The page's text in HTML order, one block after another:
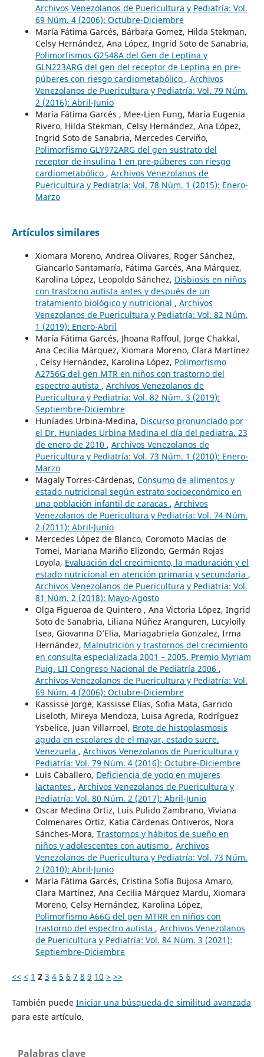
Archivos Venezolanos de Puericultura y Pediatría: Vol.
69 Núm. 4 (2006): Octubre-Diciembre
María Fátima Garcés, Bárbara Gomez, Hilda Stekman,
Celsy Hernández, Ana López, Ingrid Soto de Sanabria,
Polimorfismos G2548A del Gen de Leptina y
GLN223ARG del gen del receptor de Leptina en pre-
púberes con riesgo cardiometabólico , Archivos
Venezolanos de Puericultura y Pediatría: Vol. 79 Núm.
2 (2016): Abril-Junio
María Fátima Garcés , Mee-Lien Fung, María Eugenia
Rivero, Hilda Stekman, Celsy Hernández, Ana López,
Ingrid Soto de Sanabria, Mercedes Cerviño,
Polimorfismo GLY972ARG del gen sustrato del
receptor de insulina 1 en pre-púberes con riesgo
cardiometabólico , Archivos Venezolanos de
Puericultura y Pediatría: Vol. 78 Núm. 1 (2015): Enero-
Marzo
Artículos similares
Xiomara Moreno, Andrea Olivares, Roger Sánchez,
Giancarlo Santamaría, Fátima Garcés, Ana Márquez,
Karolina López, Leopoldo Sánchez, Disbiosis en niños
con trastorno autista antes y después de un
tratamiento biológico y nutricional , Archivos
Venezolanos de Puericultura y Pediatría: Vol. 82 Núm.
1 (2019): Enero-Abril
María Fátima Garcés, Jhoana Raffoul, Jorge Chakkal,
Ana Cecilia Márquez, Xiomara Moreno, Clara Martínez
, Celsy Hernández, Karolina López, Polimorfismo
A2756G del gen MTR en niños con trastorno del
espectro autista , Archivos Venezolanos de
Puericultura y Pediatría: Vol. 82 Núm. 3 (2019):
Septiembre-Diciembre
Huníades Urbina-Medina, Discurso pronunciado por
el Dr. Huniades Urbina Medina el día del pediatra. 23
de enero de 2010 , Archivos Venezolanos de
Puericultura y Pediatría: Vol. 73 Núm. 1 (2010): Enero-
Marzo
Magaly Torres-Cárdenas, Consumo de alimentos y
estado nutricional según estrato socioeconómico en
una población infantil de caracas , Archivos
Venezolanos de Puericultura y Pediatría: Vol. 74 Núm.
2 (2011): Abril-Junio
Mercedes López de Blanco, Coromoto Macías de
Tomei, Mariana Mariño Elizondo, Germán Rojas
Loyola, Evaluación del crecimiento, la maduración y el
estado nutricional en atención primaria y secundaria ,
Archivos Venezolanos de Puericultura y Pediatría: Vol.
81 Núm. 2 (2018): Mayo-Agosto
Olga Figueroa de Quintero , Ana Victoria López, Ingrid
Soto de Sanabria, Liliana Núñez Aranguren, Lucyloily
Isea, Giovanna D’Elia, Mariagabriela Gonzalez, Irma
Hernández, Malnutrición y trastornos del crecimiento
en consulta especializada 2001 – 2005. Premio Myriam
Puig. LII Congreso Nacional de Pediatría 2006 ,
Archivos Venezolanos de Puericultura y Pediatría: Vol.
69 Núm. 4 (2006): Octubre-Diciembre
Kassisse Jorge, Kassisse Elías, Sofia Mata, Garrido
Liseloth, Mireya Mendoza, Luisa Agreda, Rodríguez
Ysbelice, Juan Villarroel, Brote de histoplasmosis
aguda en escolares de el mayar, estado sucre.
Venezuela , Archivos Venezolanos de Puericultura y
Pediatría: Vol. 79 Núm. 4 (2016): Octubre-Diciembre
Luis Caballero, Deficiencia de yodo en mujeres
lactantes , Archivos Venezolanos de Puericultura y
Pediatría: Vol. 80 Núm. 2 (2017): Abril-Junio
Oscar Medina Ortiz, Luis Pulido Zambrano, Viviana
Colmenares Ortiz, Katia Cárdenas Ontiveros, Nora
Sánches-Mora, Trastornos y hábitos de sueño en
niños y adolescentes con autismo , Archivos
Venezolanos de Puericultura y Pediatría: Vol. 73 Núm.
2 (2010): Abril-Junio
María Fátima Garcés, Cristina Sofía Bujosa Amaro,
Clara Martínez, Ana Cecilia Márquez Mardu, Xiomara
Moreno, Celsy Hernández, Karolina López,
Polimorfismo A66G del gen MTRR en niños con
trastorno del espectro autista , Archivos Venezolanos
de Puericultura y Pediatría: Vol. 84 Núm. 3 (2021):
Septiembre-Diciembre
<< < 1 2 3 4 5 6 7 8 9 10 > >>
También puede Iniciar una búsqueda de similitud avanzada
para este artículo.
Palabras clave